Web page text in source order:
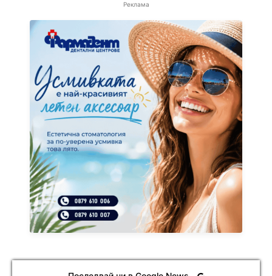
Реклама